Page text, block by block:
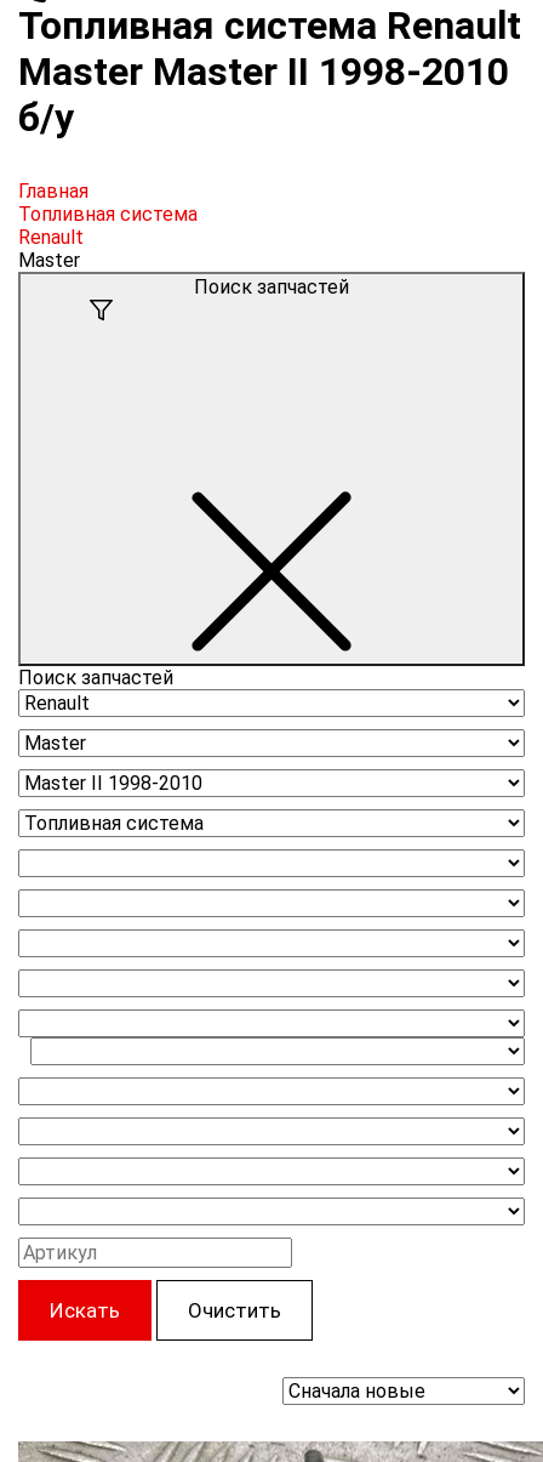
Топливная система Renault
Master Master II 1998-2010
б/у
Главная
Топливная система
Renault
Master
Поиск запчастей
Поиск запчастей
Искать Очистить